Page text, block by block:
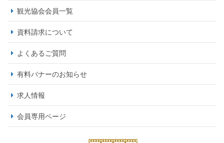
観光協会会員一覧
資料請求について
よくあるご質問
有料バナーのお知らせ
求人情報
会員専用ページ